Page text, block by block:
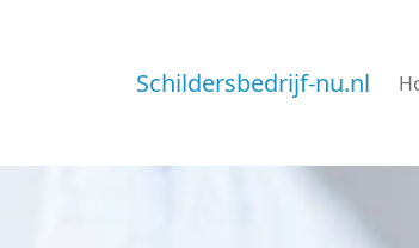
Schildersbedrijf-nu.nl